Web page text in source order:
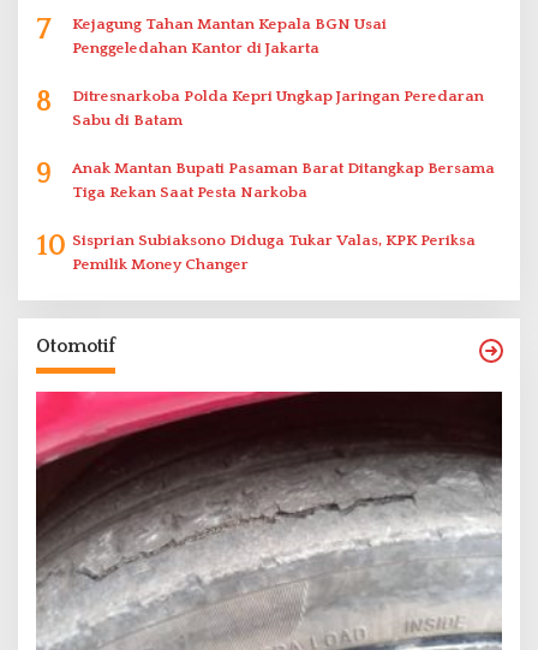
7
Kejagung Tahan Mantan Kepala BGN Usai
Penggeledahan Kantor di Jakarta
8
Ditresnarkoba Polda Kepri Ungkap Jaringan Peredaran
Sabu di Batam
9
Anak Mantan Bupati Pasaman Barat Ditangkap Bersama
Tiga Rekan Saat Pesta Narkoba
10 Sisprian Subiaksono Diduga Tukar Valas, KPK Periksa
Pemilik Money Changer
Otomotif